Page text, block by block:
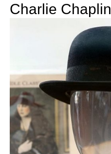
Charlie Chaplin